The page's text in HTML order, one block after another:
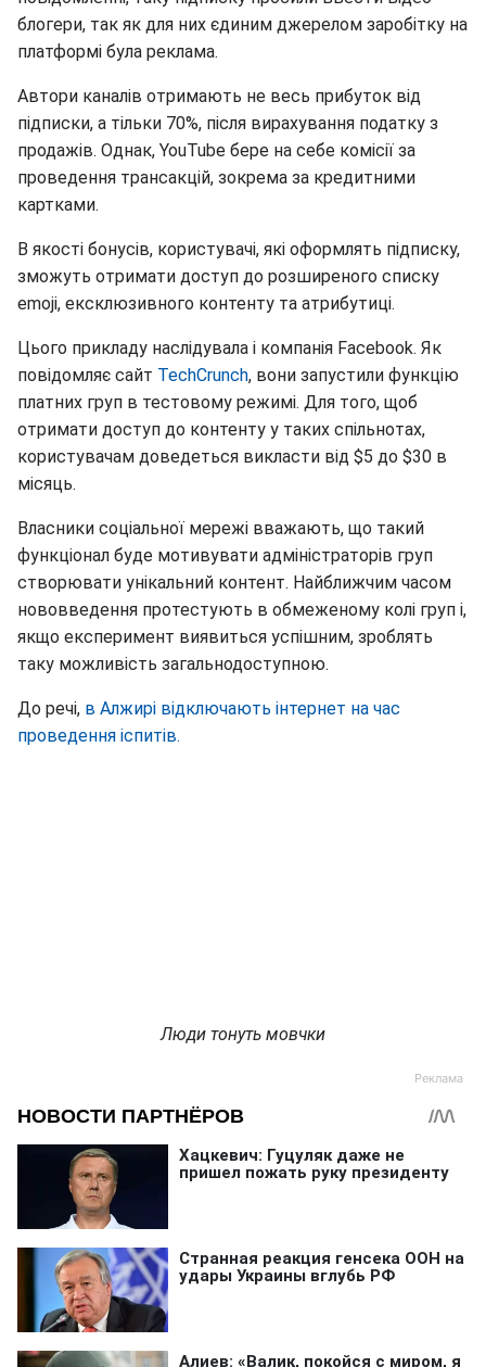
блогери, так як для них єдиним джерелом заробітку на
платформі була реклама.
Автори каналів отримають не весь прибуток від
підписки, а тільки 70%, після вирахування податку з
продажів. Однак, YouTube бере на себе комісії за
проведення трансакцій, зокрема за кредитними
картками.
В якості бонусів, користувачі, які оформлять підписку,
зможуть отримати доступ до розширеного списку
emoji, ексклюзивного контенту та атрибутиці.
Цього прикладу наслідувала і компанія Facebook. Як
повідомляє сайт TechCrunch, вони запустили функцію
платних груп в тестовому режимі. Для того, щоб
отримати доступ до контенту у таких спільнотах,
користувачам доведеться викласти від $5 до $30 в
місяць.
Власники соціальної мережі вважають, що такий
функціонал буде мотивувати адміністраторів груп
створювати унікальний контент. Найближчим часом
нововведення протестують в обмеженому колі груп і,
якщо експеримент виявиться успішним, зроблять
таку можливість загальнодоступною.
До речі, в Алжирі відключають інтернет на час
проведення іспитів.
Люди тонуть мовчки